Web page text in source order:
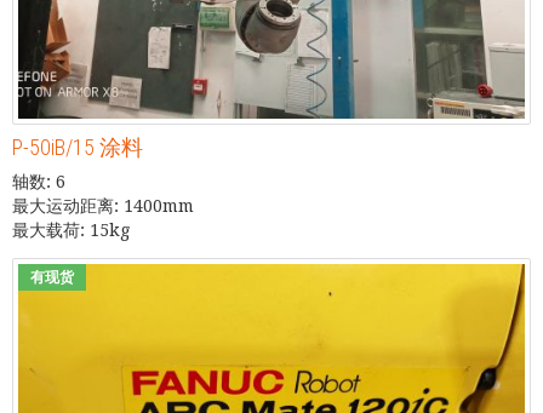
P-50iB/15 涂料
轴数: 6
最大运动距离: 1400mm
最大载荷: 15kg
有现货